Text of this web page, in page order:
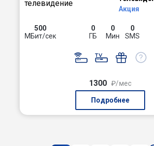
Акция
500
МБит/сек
0
ГБ
0
Мин
0
SMS
1300 ₽/мес
Подробнее